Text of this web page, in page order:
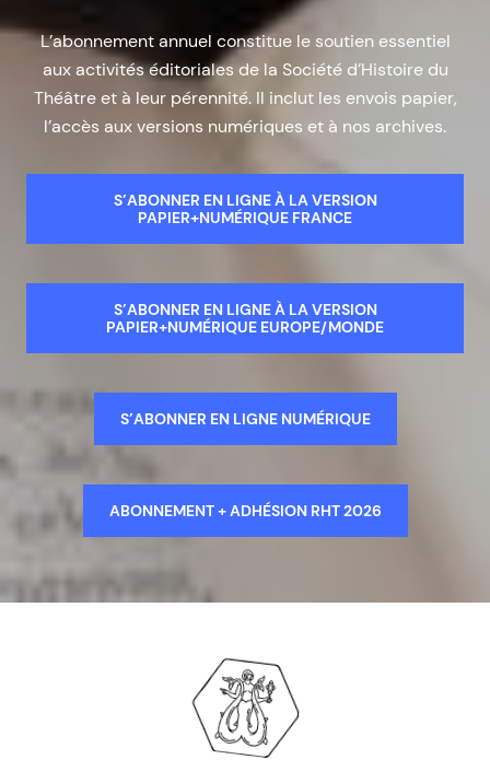
L’abonnement annuel constitue le soutien essentiel
aux activités éditoriales de la Société d’Histoire du
Théâtre et à leur pérennité. Il inclut les envois papier,
l’accès aux versions numériques et à nos archives.
S’ABONNER EN LIGNE À LA VERSION
PAPIER+NUMÉRIQUE FRANCE
S’ABONNER EN LIGNE À LA VERSION
PAPIER+NUMÉRIQUE EUROPE/MONDE
S’ABONNER EN LIGNE NUMÉRIQUE
ABONNEMENT + ADHÉSION RHT 2026